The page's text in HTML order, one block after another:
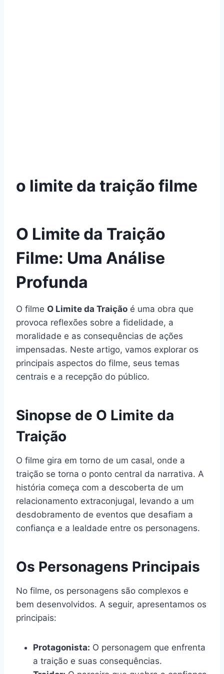
o limite da traição filme
O Limite da Traição
Filme: Uma Análise
Profunda
O filme O Limite da Traição é uma obra que
provoca reflexões sobre a fidelidade, a
moralidade e as consequências de ações
impensadas. Neste artigo, vamos explorar os
principais aspectos do filme, seus temas
centrais e a recepção do público.
Sinopse de O Limite da
Traição
O filme gira em torno de um casal, onde a
traição se torna o ponto central da narrativa. A
história começa com a descoberta de um
relacionamento extraconjugal, levando a um
desdobramento de eventos que desafiam a
confiança e a lealdade entre os personagens.
Os Personagens Principais
No filme, os personagens são complexos e
bem desenvolvidos. A seguir, apresentamos os
principais:
Protagonista: O personagem que enfrenta
a traição e suas consequências.